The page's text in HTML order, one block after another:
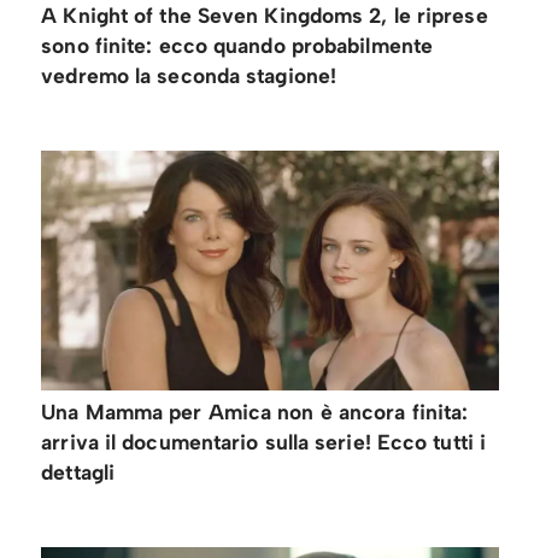
A Knight of the Seven Kingdoms 2, le riprese
sono finite: ecco quando probabilmente
vedremo la seconda stagione!
Una Mamma per Amica non è ancora finita:
arriva il documentario sulla serie! Ecco tutti i
dettagli